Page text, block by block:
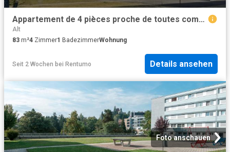
Appartement de 4 pièces proche de toutes commodités
Alt
83 m²4 Zimmer1 BadezimmerWohnung
Seit 2 Wochen bei Rentumo Details ansehen
Foto anschauen